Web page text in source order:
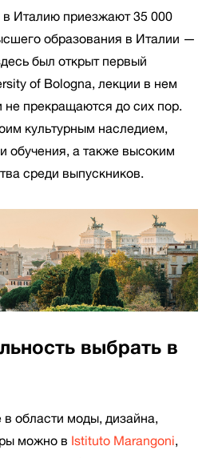
в Италию приезжают 35 000
образования в Италии —
был открыт первый
of Bologna, лекции в нем
не прекращаются до сих пор.
культурным наследием,
обучения, а также высоким
среди выпускников.
выбрать в
в области моды, дизайна,
можно в Istituto Marangoni,